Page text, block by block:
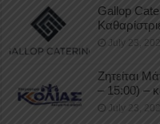
Gallop
July 23,
Ζητείται
– 15:00) –
July 23,